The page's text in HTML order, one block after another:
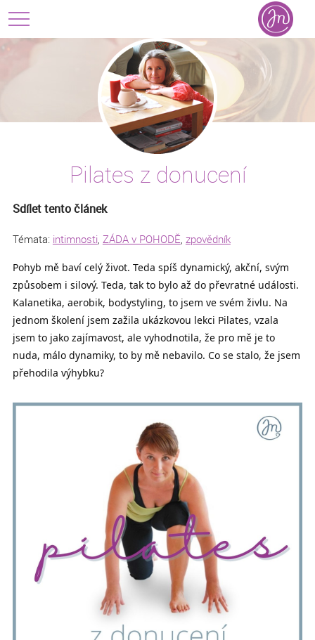
Pilates z donucení
Sdílet tento článek
Témata: intimnosti, ZÁDA v POHODĚ, zpovědník
Pohyb mě baví celý život. Teda spíš dynamický, akční, svým
způsobem i silový. Teda, tak to bylo až do převratné události.
Kalanetika, aerobik, bodystyling, to jsem ve svém živlu. Na
jednom školení jsem zažila ukázkovou lekci Pilates, vzala
jsem to jako zajímavost, ale vyhodnotila, že pro mě je to
nuda, málo dynamiky, to by mě nebavilo. Co se stalo, že jsem
přehodila výhybku?